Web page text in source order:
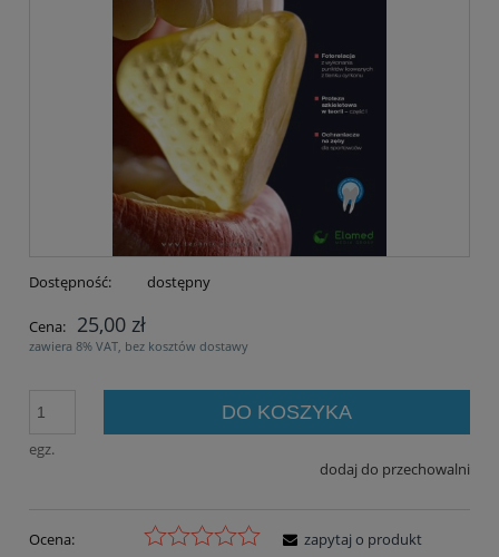
Dostępność: dostępny
Cena: 25,00 zł
zawiera 8% VAT, bez kosztów dostawy
egz.
DO KOSZYKA
dodaj do przechowalni
Ocena:
zapytaj o produkt